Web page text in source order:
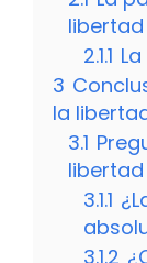
2.1.1
3
la
3.1
3.1.1
3.1.2